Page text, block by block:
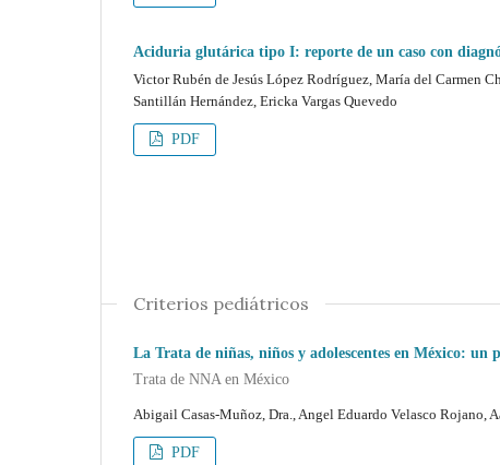
Aciduria glutárica tipo I: reporte de un caso con
Victor Rubén de Jesús López Rodríguez, María del Carmen
Santillán Hernández, Ericka Vargas Quevedo
PDF
Criterios pediátricos
La Trata de niñas, niños y adolescentes en México: un
Trata de NNA en México
Abigail Casas-Muñoz, Dra., Angel Eduardo Velasco Rojano,
PDF